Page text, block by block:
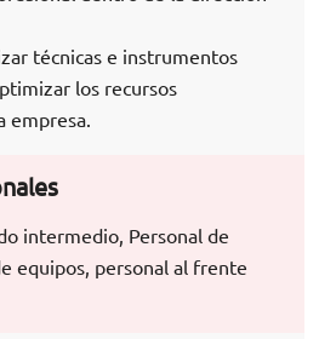
técnicas e instrumentos
los recursos
empresa.
intermedio, Personal de
equipos, personal al frente